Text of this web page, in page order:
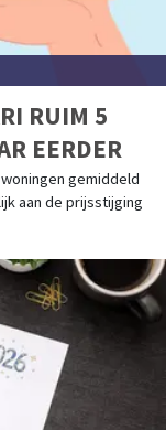
RUIM 5
EERDER
gemiddeld
aan de prijsstijging